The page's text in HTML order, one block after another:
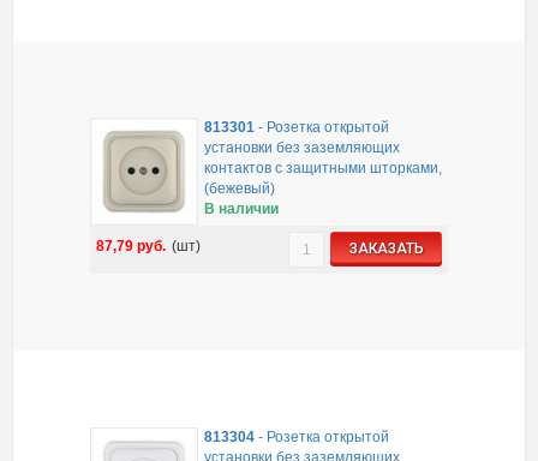
813301- Розетка открытой
установки без заземляющих
контактов с защитными шторками,
(бежевый)
В наличии
87,79 руб. (шт) ЗАКАЗАТЬ
813304- Розетка открытой
установки без заземляющих